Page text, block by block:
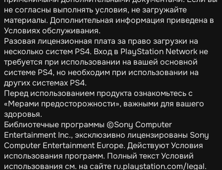
не согласны выполнять условия, не загружайте
материалы. Дополнительная информация приведена в
Условиях обслуживания.
Разовая лицензионная плата за право загрузки на
несколько систем PS4. Вход в PlayStation Network не
требуется при использовании на вашей основной
системе PS4, но необходим при использовании на
других системах PS4.
Перед использованием продукта ознакомьтесь с
«Мерами предосторожности», важными для вашего
здоровья.
Библиотечные программы ©Sony Computer
Entertainment Inc., эксклюзивно лицензированы Sony
Computer Entertainment Europe. Действуют Условия
использования программ. Полный текст Условий
использования см. на сайте ru.playstation.com/legal.